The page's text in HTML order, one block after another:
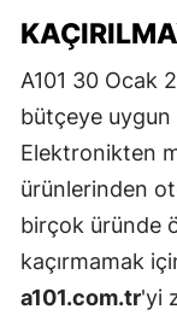
A101 30 Ocak
bütçeye uygun
Elektronikten
ürünlerinden
birçok üründe
kaçırmamak
a101.com.tr'yi